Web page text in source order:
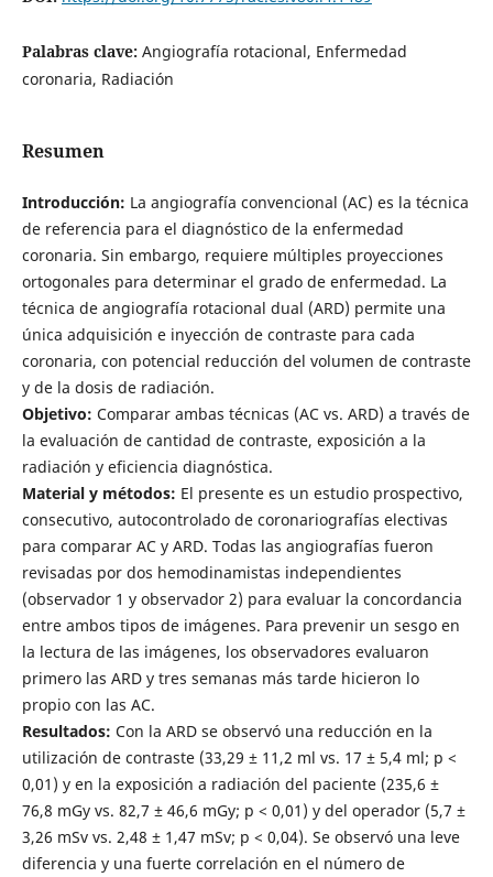
Palabras clave: Angiografía rotacional, Enfermedad
coronaria, Radiación
Resumen
Introducción: La angiografía convencional (AC) es la técnica
de referencia para el diagnóstico de la enfermedad
coronaria. Sin embargo, requiere múltiples proyecciones
ortogonales para determinar el grado de enfermedad. La
técnica de angiografía rotacional dual (ARD) permite una
única adquisición e inyección de contraste para cada
coronaria, con potencial reducción del volumen de contraste
y de la dosis de radiación.
Objetivo: Comparar ambas técnicas (AC vs. ARD) a través de
la evaluación de cantidad de contraste, exposición a la
radiación y eficiencia diagnóstica.
Material y métodos: El presente es un estudio prospectivo,
consecutivo, autocontrolado de coronariografías electivas
para comparar AC y ARD. Todas las angiografías fueron
revisadas por dos hemodinamistas independientes
(observador 1 y observador 2) para evaluar la concordancia
entre ambos tipos de imágenes. Para prevenir un sesgo en
la lectura de las imágenes, los observadores evaluaron
primero las ARD y tres semanas más tarde hicieron lo
propio con las AC.
Resultados: Con la ARD se observó una reducción en la
utilización de contraste (33,29 ± 11,2 ml vs. 17 ± 5,4 ml; p <
0,01) y en la exposición a radiación del paciente (235,6 ±
76,8 mGy vs. 82,7 ± 46,6 mGy; p < 0,01) y del operador (5,7 ±
3,26 mSv vs. 2,48 ± 1,47 mSv; p < 0,04). Se observó una leve
diferencia y una fuerte correlación en el número de